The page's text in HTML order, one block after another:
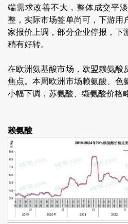
端需求改善不大，整体成交平
整，实际市场签单尚可，下游用
家报价上调，部分企业停报，下
稍有好转。
在欧洲氨基酸市场，欧盟赖氨酸
焦点。本周欧洲市场赖氨酸、色
小幅下调，苏氨酸、缬氨酸价格
赖氨酸